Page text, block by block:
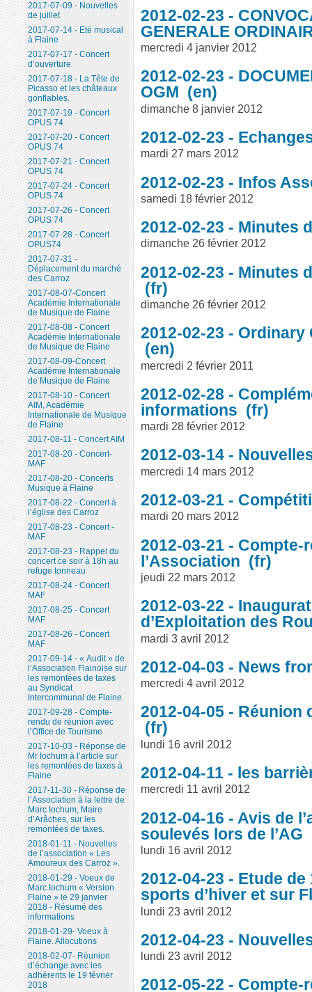
2012-02-23 -
GENERALE
mercredi 4 janvier 2012
2012-02-23 -
OGM
dimanche 8 janvier 2012
2012-02-23 -
mardi 27 mars 2012
2012-02-23 - Infos
samedi 18 février 2012
2012-02-23 - Minutes
dimanche 26 février 2012
2012-02-23 - Minutes
dimanche 26 février 2012
2012-02-23 - Ordinary
mercredi 2 février 2011
2012-02-28 -
informations
mardi 28 février 2012
2012-03-14 -
mercredi 14 mars 2012
2012-03-21 -
mardi 20 mars 2012
2012-03-21 - Compte-
l’Association
jeudi 22 mars 2012
2012-03-22 -
d’Exploitation des
mardi 3 avril 2012
2012-04-03 - News
mercredi 4 avril 2012
2012-04-05 - Réunion
lundi 16 avril 2012
2012-04-11 - les
mercredi 11 avril 2012
2012-04-16 - Avis de
soulevés lors de l’AG
lundi 16 avril 2012
2012-04-23 - Etude
sports d’hiver et sur
lundi 23 avril 2012
2012-04-23 -
lundi 23 avril 2012
2012-05-22 -
2017-07-09 - Nouvelles
de juillet
2017-07-14 - Eté musical
à Flaine
2017-07-17 - Concert
d’ouverture
2017-07-18 - La Tête de
Picasso et les châteaux
gonflables.
2017-07-19 - Concert
OPUS 74
2017-07-20 - Concert
OPUS 74
2017-07-21 - Concert
OPUS 74
2017-07-24 - Concert
OPUS 74
2017-07-26 - Concert
OPUS 74
2017-07-28 - Concert
OPUS74
2017-07-31 -
Déplacement du marché
des Carroz
2017-08-07-Concert
Académie Internationale
de Musique de Flaine
2017-08-08 - Concert
Académie Internationale
de Musique de Flaine
2017-08-09-Concert
Académie Internationale
de Musique de Flaine
2017-08-10 - Concert
AIM, Académie
Internationale de Musique
de Flaine
2017-08-11 - Concert AIM
2017-08-20 - Concert-
MAF
2017-08-20 - Concerts
Musique à Flaine
2017-08-22 - Concert à
l’église des Carroz
2017-08-23 - Concert -
MAF
2017-08-23 - Rappel du
concert ce soir à 18h au
refuge tonneau
2017-08-24 - Concert
MAF
2017-08-25 - Concert
MAF
2017-08-26 - Concert
MAF
2017-09-14 - « Audit » de
l’Association Flainoise sur
les remontées de taxes
au Syndicat
Intercommunal de Flaine.
2017-09-28 - Compte-
rendu de réunion avec
l’Office de Tourisme
2017-10-03 - Réponse de
Mr Iochum à l’article sur
les remontées de taxes à
Flaine
2017-11-30 - Réponse de
l’Association à la lettre de
Marc Iochum, Maire
d’Arâches, sur les
remontées de taxes.
2018-01-11 - Nouvelles
de l’association « Les
Amoureux des Carroz ».
2018-01-29 - Voeux de
Marc Iochum « Version
Flaine » le 29 janvier
2018 - Résumé des
informations
2018-01-29- Voeux à
Flaine. Allocutions
2018-02-07- Réunion
d’échange avec les
adhérents le 19 février
2018